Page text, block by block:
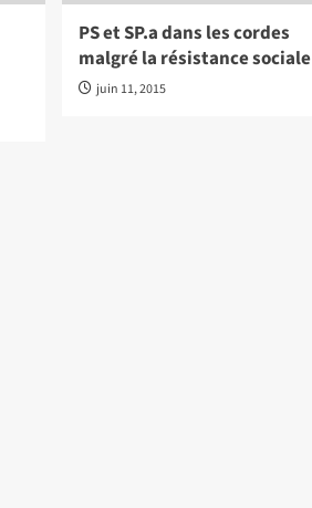
PS et SP.a dans les cordes
malgré la résistance sociale
juin 11, 2015